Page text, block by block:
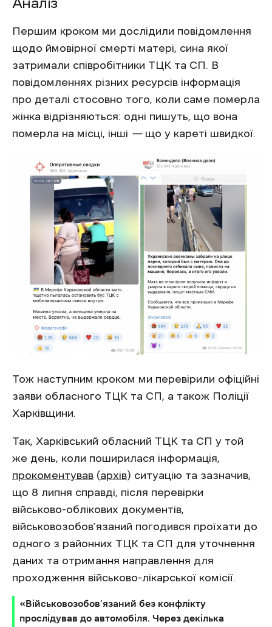
Аналіз
Першим кроком ми дослідили повідомлення
щодо ймовірної смерті матері, сина якої
затримали співробітники ТЦК та СП. В
повідомленнях різних ресурсів інформація
про деталі стосовно того, коли саме померла
жінка відрізняються: одні пишуть, що вона
померла на місці, інші —що у кареті швидкої.
Тож наступним кроком ми перевірили офіційні
заяви обласного ТЦК та СП, а також Поліції
Харківщини.
Так, Харківський обласний ТЦК та СП у той
же день, коли поширилася інформація,
прокоментував (архів) ситуацію та зазначив,
що 8 липня справді, після перевірки
військово-облікових документів,
військовозобов’язаний погодився проїхати до
одного з районних ТЦК та СП для уточнення
даних та отримання направлення для
проходження військово-лікарської комісії.
«Військовозобов’язаний без конфлікту
прослідував до автомобіля. Через декілька